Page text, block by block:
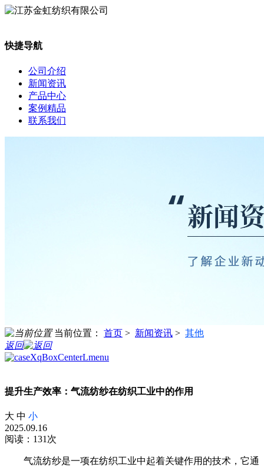
快捷导航
公司介绍
新闻资讯
产品中心
案例精品
联系我们
当前位置： 首页 > 新闻资讯 > 其他
返回
提升生产效率：气流纺纱在纺织工业中的作用
大 中 小
2025.09.16
阅读：131次
气流纺纱是一项在纺织工业中起着关键作用的技术，它通